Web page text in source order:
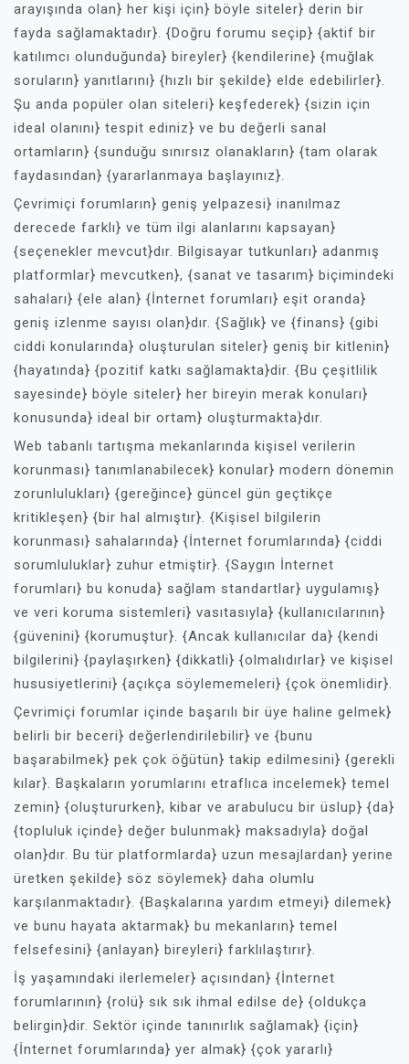
arayışında olan} her kişi için} böyle siteler} derin bir
fayda sağlamaktadır}. {Doğru forumu seçip} {aktif bir
katılımcı olunduğunda} bireyler} {kendilerine} {muğlak
soruların} yanıtlarını} {hızlı bir şekilde} elde edebilirler}.
Şu anda popüler olan siteleri} keşfederek} {sizin için
ideal olanını} tespit ediniz} ve bu değerli sanal
ortamların} {sunduğu sınırsız olanakların} {tam olarak
faydasından} {yararlanmaya başlayınız}.
Çevrimiçi forumların} geniş yelpazesi} inanılmaz
derecede farklı} ve tüm ilgi alanlarını kapsayan}
{seçenekler mevcut}dır. Bilgisayar tutkunları} adanmış
platformlar} mevcutken}, {sanat ve tasarım} biçimindeki
sahaları} {ele alan} {İnternet forumları} eşit oranda}
geniş izlenme sayısı olan}dır. {Sağlık} ve {finans} {gibi
ciddi konularında} oluşturulan siteler} geniş bir kitlenin}
{hayatında} {pozitif katkı sağlamakta}dir. {Bu çeşitlilik
sayesinde} böyle siteler} her bireyin merak konuları}
konusunda} ideal bir ortam} oluşturmakta}dır.
Web tabanlı tartışma mekanlarında kişisel verilerin
korunması} tanımlanabilecek} konular} modern dönemin
zorunlulukları} {gereğince} güncel gün geçtikçe
kritikleşen} {bir hal almıştır}. {Kişisel bilgilerin
korunması} sahalarında} {İnternet forumlarında} {ciddi
sorumluluklar} zuhur etmiştir}. {Saygın İnternet
forumları} bu konuda} sağlam standartlar} uygulamış}
ve veri koruma sistemleri} vasıtasıyla} {kullanıcılarının}
{güvenini} {korumuştur}. {Ancak kullanıcılar da} {kendi
bilgilerini} {paylaşırken} {dikkatli} {olmalıdırlar} ve kişisel
hususiyetlerini} {açıkça söylememeleri} {çok önemlidir}.
Çevrimiçi forumlar içinde başarılı bir üye haline gelmek}
belirli bir beceri} değerlendirilebilir} ve {bunu
başarabilmek} pek çok öğütün} takip edilmesini} {gerekli
kılar}. Başkaların yorumlarını etraflıca incelemek} temel
zemin} {oluştururken}, kibar ve arabulucu bir üslup} {da}
{topluluk içinde} değer bulunmak} maksadıyla} doğal
olan}dır. Bu tür platformlarda} uzun mesajlardan} yerine
üretken şekilde} söz söylemek} daha olumlu
karşılanmaktadır}. {Başkalarına yardım etmeyi} dilemek}
ve bunu hayata aktarmak} bu mekanların} temel
felsefesini} {anlayan} bireyleri} farklılaştırır}.
İş yaşamındaki ilerlemeler} açısından} {İnternet
forumlarının} {rolü} sık sık ihmal edilse de} {oldukça
belirgin}dir. Sektör içinde tanınırlık sağlamak} {için}
{İnternet forumlarında} yer almak} {çok yararlı}